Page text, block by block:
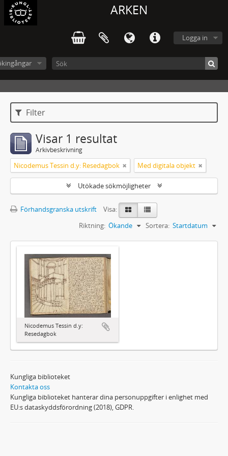
ARKEN
Logga in
Filter
Visar 1 resultat
Arkivbeskrivning
Nicodemus Tessin d.y: Resedagbok Med digitala objekt
Utökade sökmöjligheter
Förhandsgranska utskrift
Visa:
Sortera: Startdatum
Riktning: Ökande
Nicodemus Tessin d.y:
Resedagbok
Kungliga biblioteket
Kontakta oss
Kungliga biblioteket hanterar dina personuppgifter i enlighet med
EU:s dataskyddsförordning (2018), GDPR.